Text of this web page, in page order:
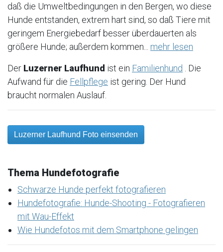
daß die Umweltbedingungen in den Bergen, wo diese
Hunde entstanden, extrem hart sind, so daß Tiere mit
geringem Energiebedarf besser überdauerten als
größere Hunde; außerdem kommen... mehr lesen
Der Luzerner Laufhund ist ein Familienhund . Die
Aufwand für die Fellpflege ist gering. Der Hund
braucht normalen Auslauf.
Luzerner Laufhund Foto einsenden
Thema Hundefotografie
Schwarze Hunde perfekt fotografieren
Hundefotografie: Hunde-Shooting - Fotografieren
mit Wau-Effekt
Wie Hundefotos mit dem Smartphone gelingen